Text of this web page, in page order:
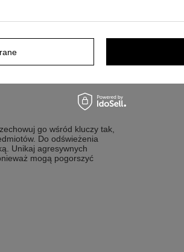
samochodzie w technice
2 linie po 15 znaków, co
czytelny układ i zachować
go wśród kluczy tak,
Do odświeżenia
Unikaj agresywnych
mogą pogorszyć